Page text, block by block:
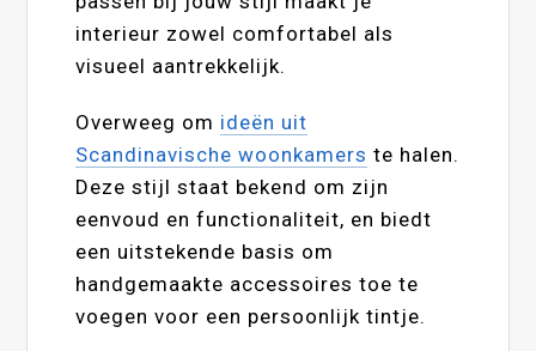
interieur zowel comfortabel als
visueel aantrekkelijk.
Overweeg om ideën uit
Scandinavische woonkamers te halen.
Deze stijl staat bekend om zijn
eenvoud en functionaliteit, en biedt
een uitstekende basis om
handgemaakte accessoires toe te
voegen voor een persoonlijk tintje.